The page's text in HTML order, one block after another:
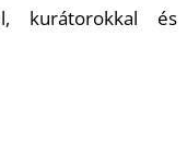
kurátorokkal és